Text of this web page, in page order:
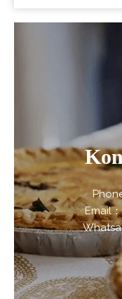
Email